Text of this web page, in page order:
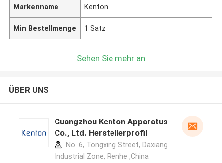
Markenname Kenton
Min Bestellmenge 1 Satz
Sehen Sie mehr an
ÜBER UNS
Guangzhou Kenton Apparatus
Co., Ltd. Herstellerprofil
No. 6, Tongxing Street, Daxiang
Industrial Zone, Renhe ,China